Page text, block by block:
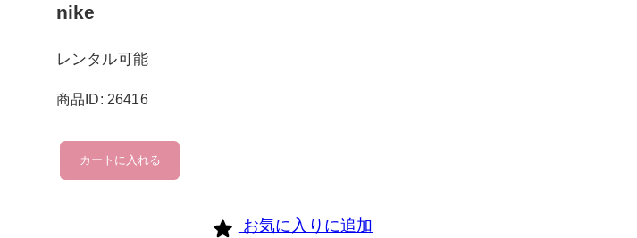
nike
レンタル可能
商品ID: 26416
nike
個
カートに入れる
お気に入りに追加